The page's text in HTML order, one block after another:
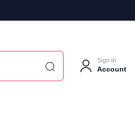
Sign in
Account